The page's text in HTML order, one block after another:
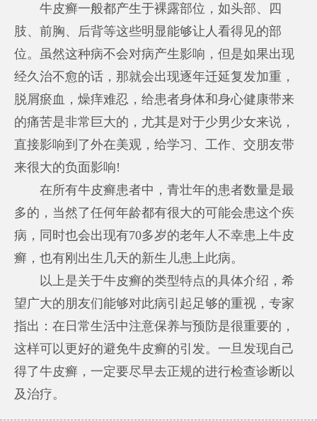
牛皮癣一般都产生于裸露部位，如头部、四
肢、前胸、后背等这些明显能够让人看得见的部
位。虽然这种病不会对病产生影响，但是如果出现
经久治不愈的话，那就会出现逐年迁延复发加重，
脱屑瘀血，燥痒难忍，给患者身体和身心健康带来
的痛苦是非常巨大的，尤其是对于少男少女来说，
直接影响到了外在美观，给学习、工作、交朋友带
来很大的负面影响!
在所有牛皮癣患者中，青壮年的患者数量是最
多的，当然了任何年龄都有很大的可能会患这个疾
病，同时也会出现有70多岁的老年人不幸患上牛皮
癣，也有刚出生几天的新生儿患上此病。
以上是关于牛皮癣的类型特点的具体介绍，希
望广大的朋友们能够对此病引起足够的重视，专家
指出：在日常生活中注意保养与预防是很重要的，
这样可以更好的避免牛皮癣的引发。一旦发现自己
得了牛皮癣，一定要尽早去正规的进行检查诊断以
及治疗。